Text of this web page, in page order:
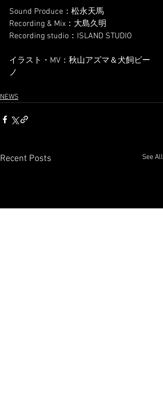
Sound Produce：松永天馬
Recording & Mix：大島久明
Recording studio：ISLAND STUDIO
イラスト・MV：秋山アズマ＆犬飼ビー
ノ
NEWS
Recent Posts See All